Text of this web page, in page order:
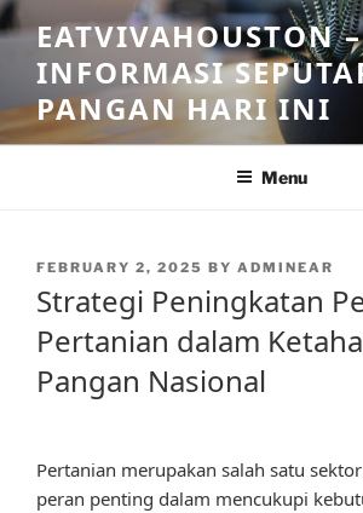
Skip
to
content
EATVIVAHOUSTON –
INFORMASI
PANGAN HARI INI
Menu
POSTED
FEBRUARY 2, 2025 BY ADMINEAR
Strategi Peningkatan
Pertanian dalam
Pangan Nasional
Pertanian merupakan salah satu
peran penting dalam mencukupi